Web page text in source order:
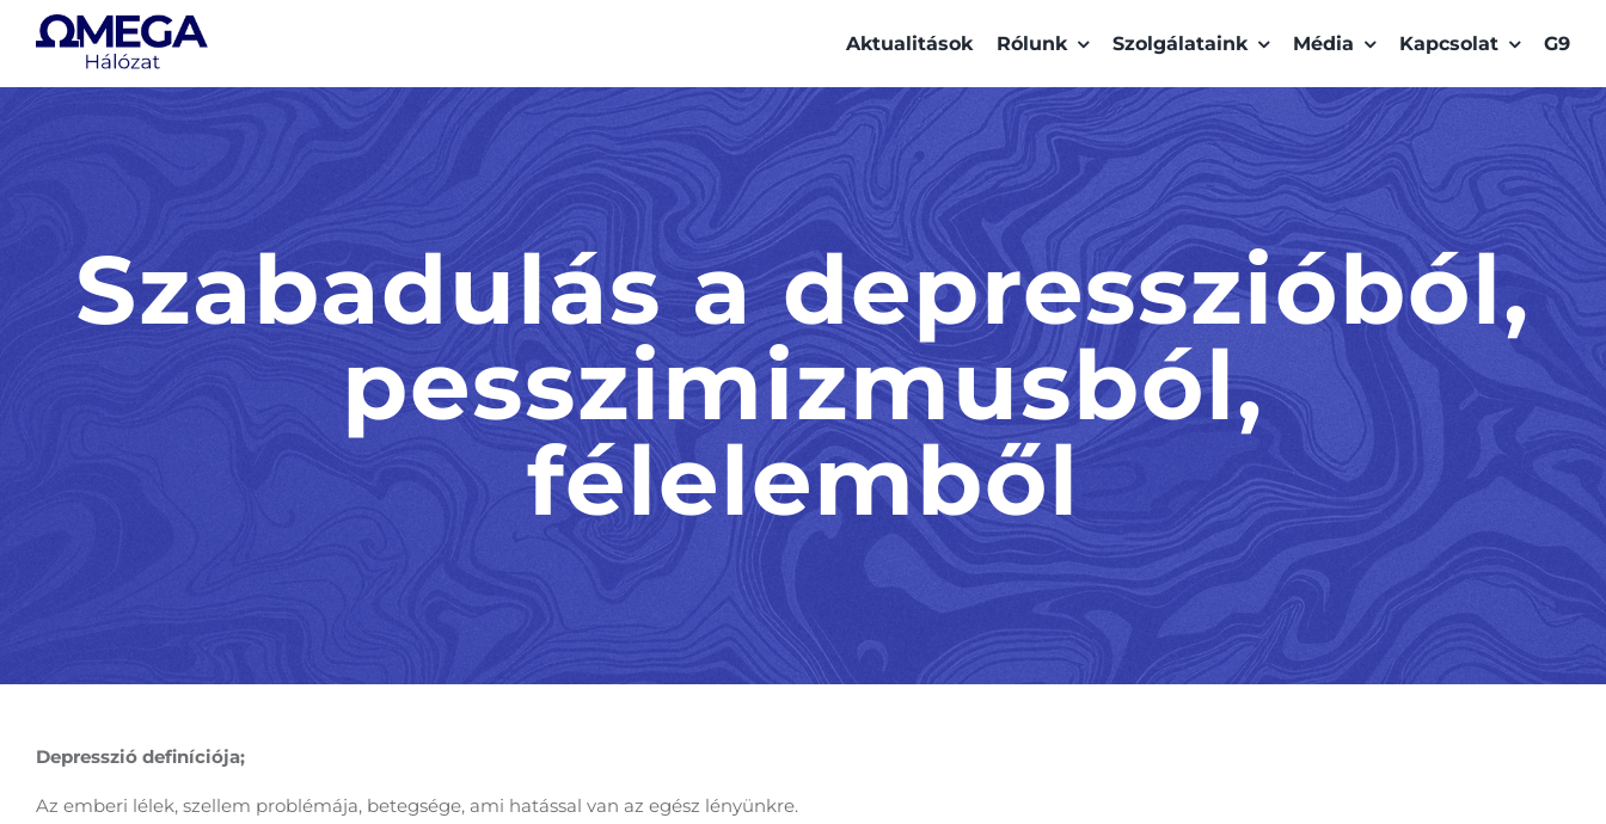
Kihagyás
Aktualitások
Rólunk Szolgálataink Média Kapcsolat G9
Szabadulás a depresszióból,
pesszimizmusból,
félelemből
Depresszió definíciója;
Az emberi lélek, szellem problémája, betegsége, ami hatással van az egész lényünkre.